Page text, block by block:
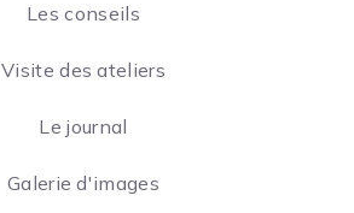
Les conseils
Visite des ateliers
Le journal
Galerie d'images